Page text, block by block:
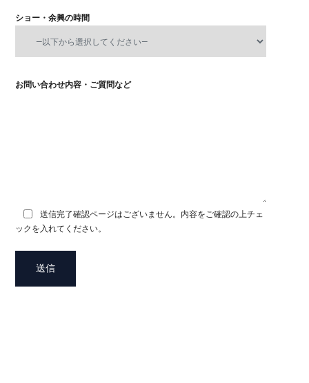
ショー・余興の時間
お問い合わせ内容・ご質問など
送信完了確認ページはございません。内容をご確認の上チェ
ックを入れてください。